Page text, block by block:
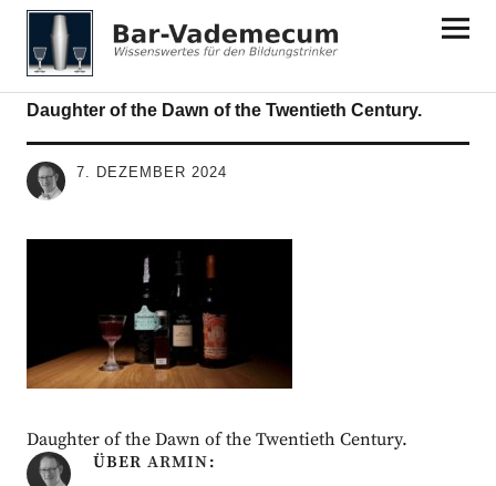
Bar-Vademecum
Daughter of the Dawn of the Twentieth Century.
7. DEZEMBER 2024
Daughter of the Dawn of the Twentieth Century.
ÜBER ARMIN